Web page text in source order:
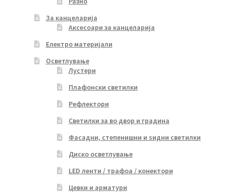
За канцеларија
Аксесоари за канцеларија
Електро материјали
Осветлување
Лустери
Плафонски светилки
Рефлектори
Светилки за во двор и градина
Фасадни, степенишни и ѕидни светилки
Диско осветлување
LED ленти / трафоа / конектори
Цевки и арматури